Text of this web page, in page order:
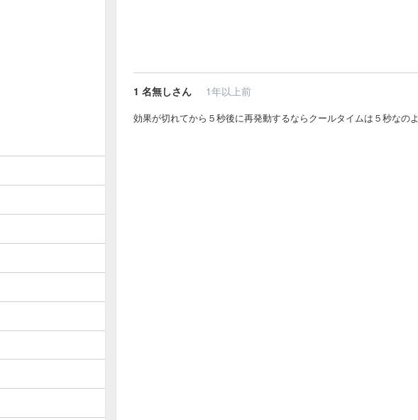
1 名無しさん 1年以上前
効果が切れてから５秒後に再発動するならクールタイムは５秒なのよ